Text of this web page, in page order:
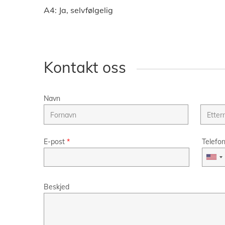
A4: Ja, selvfølgelig
Kontakt oss
Navn
E-post * Telefon
Beskjed